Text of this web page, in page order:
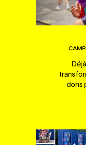
dons